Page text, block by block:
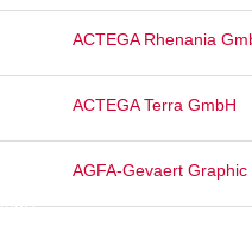
ACTEGA Rhenania
ACTEGA Terra GmbH
AGFA-Gevaert